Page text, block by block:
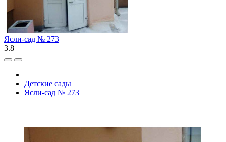
Ясли-сад № 273
3.8
Детские сады
Ясли-сад № 273